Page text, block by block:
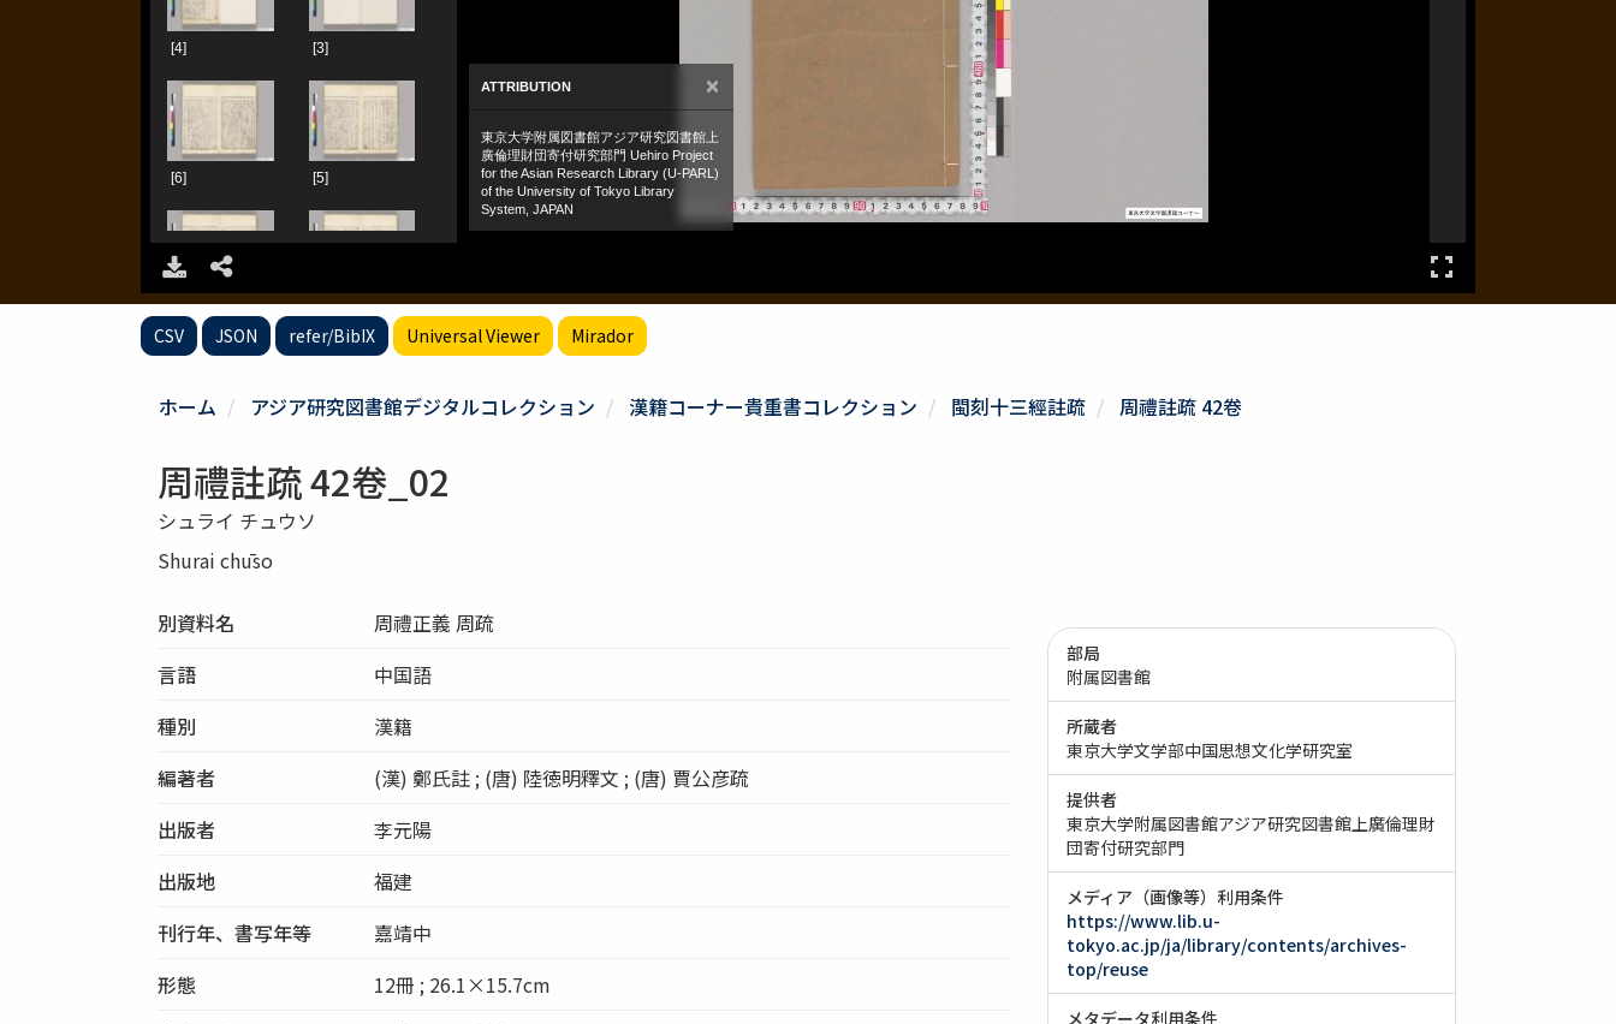
CSV JSON refer/BibIX Universal Viewer Mirador
ホーム アジア研究図書館デジタルコレクション 漢籍コーナー貴重書コレクション 閩刻十三經註疏 周禮註疏 42卷
周禮註疏 42卷_02
シュライ チュウソ
Shurai chūso
別資料名
周禮正義 周疏
言語
中国語
種別
漢籍
編著者
(漢) 鄭氏註 ; (唐) 陸徳明釋文 ; (唐) 賈公彦疏
出版者
李元陽
出版地
福建
刊行年、書写年等
嘉靖中
形態
12冊 ; 26.1×15.7cm
部局
附属図書館
所蔵者
東京大学文学部中国思想文化学研究室
提供者
東京大学附属図書館アジア研究図書館上廣倫理財
団寄付研究部門
メディア（画像等）利用条件
https://www.lib.u-
tokyo.ac.jp/ja/library/contents/archives-
top/reuse
メタデータ利用条件